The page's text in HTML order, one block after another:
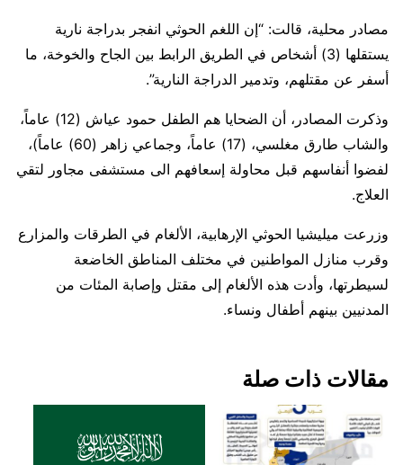
مصادر محلية، قالت: “إن اللغم الحوثي انفجر بدراجة نارية
يستقلها (3) أشخاص في الطريق الرابط بين الجاح والخوخة، ما
أسفر عن مقتلهم، وتدمير الدراجة النارية”.
وذكرت المصادر، أن الضحايا هم الطفل حمود عياش (12) عاماً،
والشاب طارق مغلسي، (17) عاماً، وجماعي زاهر (60) عاماً)،
لفضوا أنفاسهم قبل محاولة إسعافهم الى مستشفى مجاور لتقي
العلاج.
وزرعت ميليشيا الحوثي الإرهابية، الألغام في الطرقات والمزارع
وقرب منازل المواطنين في مختلف المناطق الخاضعة
لسيطرتها، وأدت هذه الألغام إلى مقتل وإصابة المئات من
المدنيين بينهم أطفال ونساء.
مقالات ذات صلة